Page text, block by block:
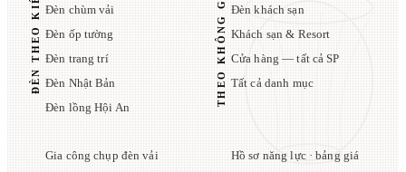
ĐÈN THEO KIỂU Đèn chùm vải
Đèn ốp tường
Đèn trang trí
Đèn Nhật Bản
Đèn lồng Hội An
THEO KHÔNG GIAN Đèn khách sạn
Khách sạn & Resort
Cửa hàng — tất cả SP
Tất cả danh mục
Gia công chụp đèn vải
Hồ sơ năng lực · bảng giá